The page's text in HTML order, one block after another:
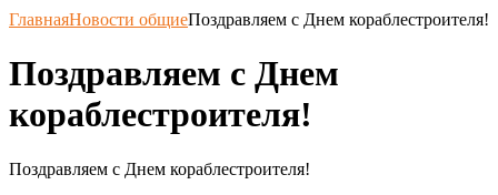
ГлавнаяНовости общиеПоздравляем с Днем кораблестроителя!
Поздравляем с Днем
кораблестроителя!
Поздравляем с Днем кораблестроителя!